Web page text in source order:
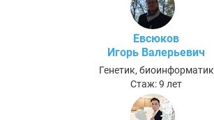
Евсюков
Игорь Валерьевич
Генетик, биоинформатик
Стаж: 9 лет